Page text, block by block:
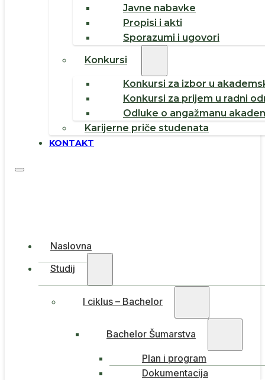
Javne nabavke
Propisi i akti
Sporazumi i ugovori
Konkursi
Konkursi za izbor u
Konkursi za prijem u radni
Odluke o angažmanu
Karijerne priče studenata
KONTAKT
Naslovna
Studij
I ciklus – Bachelor
Bachelor Šumarstva
Plan i program
Dokumentacija